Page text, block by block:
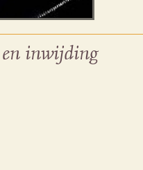
en inwijding